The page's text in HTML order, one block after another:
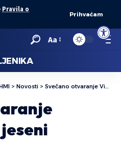
Open
Pravila o
Prihvaćam
Aa
> Novosti > Svečano otvaranje Vinkovačkih jeseni